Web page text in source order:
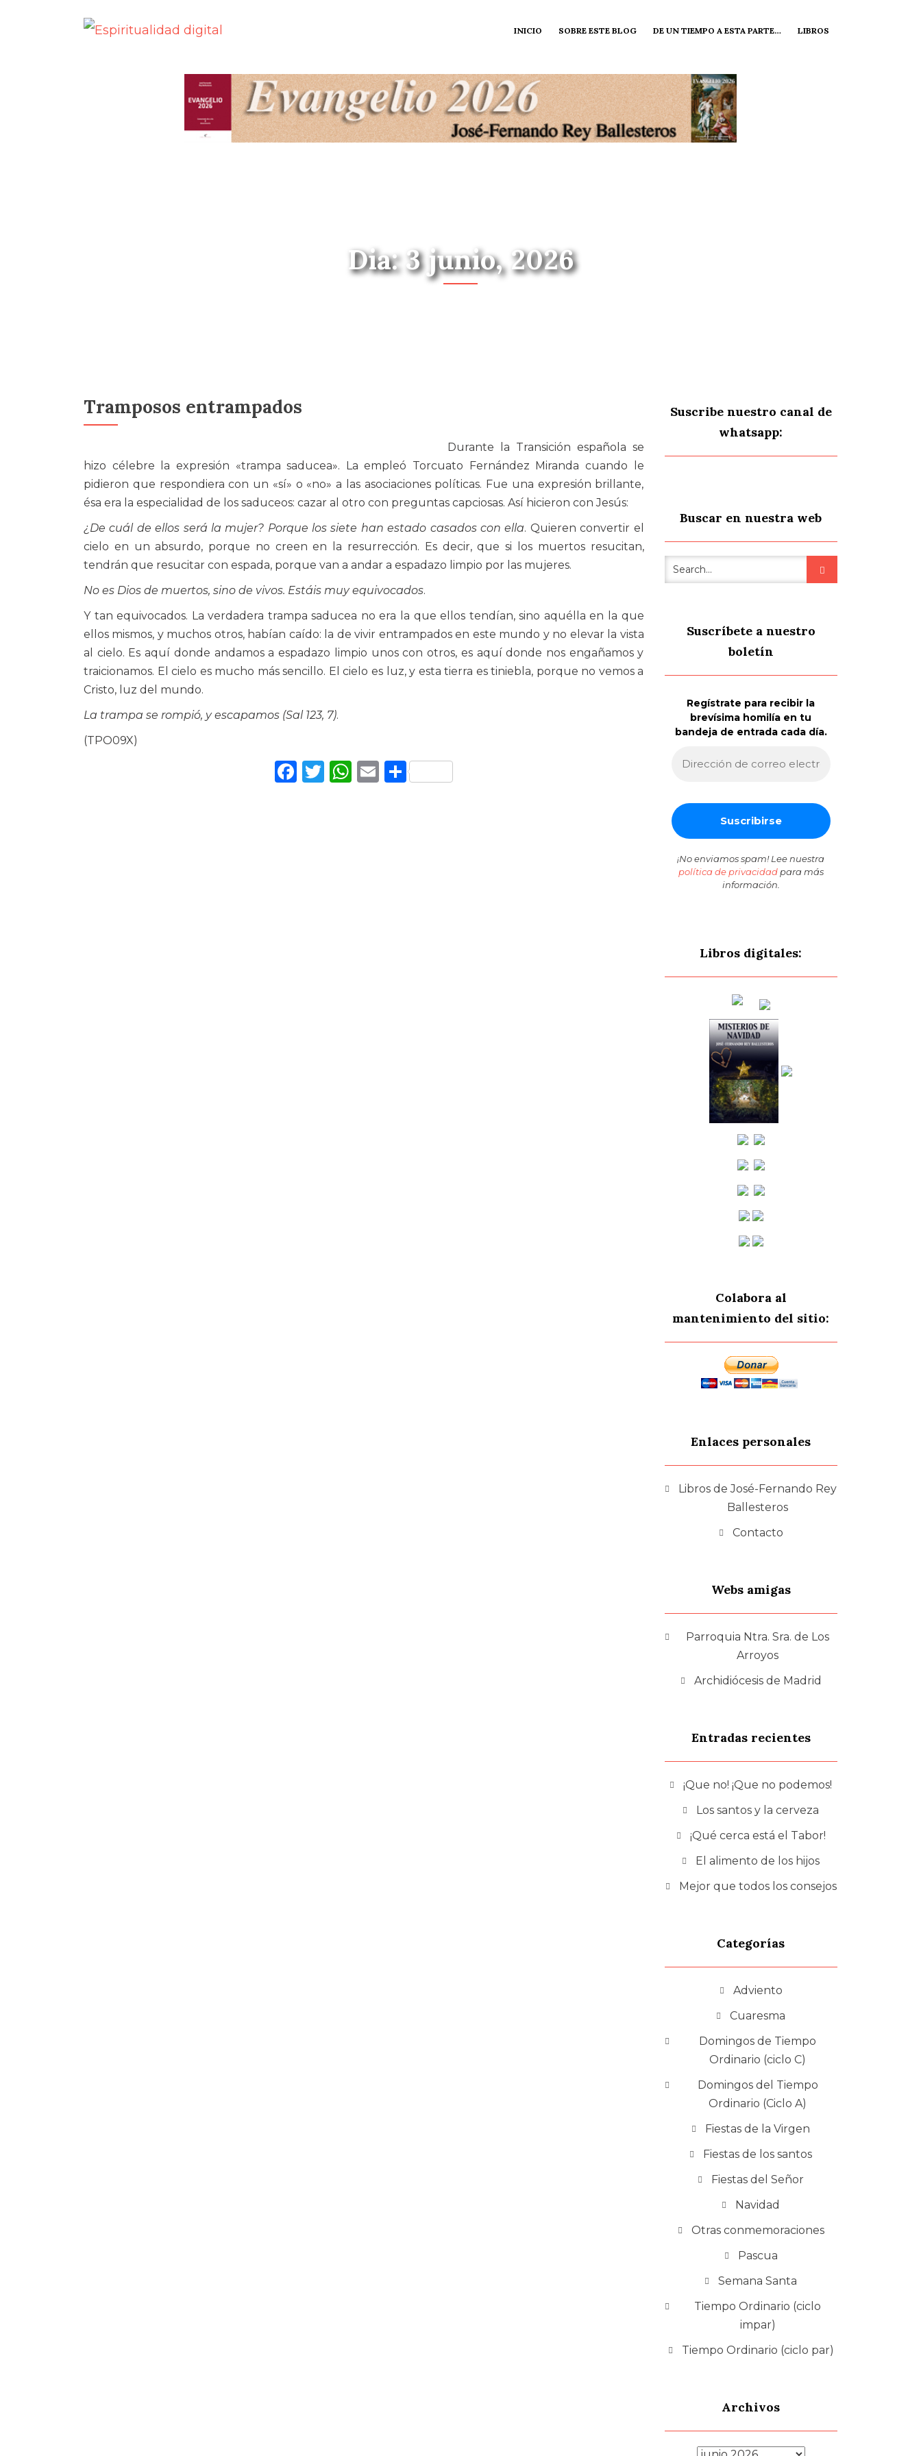
INICIO SOBRE ESTE BLOG DE UN TIEMPO A ESTA PARTE… LIBROS
Dia: 3 junio, 2026
Tramposos entrampados
Durante la Transición española se
hizo célebre la expresión «trampa saducea». La empleó Torcuato Fernández Miranda cuando le
pidieron que respondiera con un «sí» o «no» a las asociaciones políticas. Fue una expresión brillante,
ésa era la especialidad de los saduceos: cazar al otro con preguntas capciosas. Así hicieron con Jesús:
¿De cuál de ellos será la mujer? Porque los siete han estado casados con ella. Quieren convertir el
cielo en un absurdo, porque no creen en la resurrección. Es decir, que si los muertos resucitan,
tendrán que resucitar con espada, porque van a andar a espadazo limpio por las mujeres.
No es Dios de muertos, sino de vivos. Estáis muy equivocados.
Y tan equivocados. La verdadera trampa saducea no era la que ellos tendían, sino aquélla en la que
ellos mismos, y muchos otros, habían caído: la de vivir entrampados en este mundo y no elevar la vista
al cielo. Es aquí donde andamos a espadazo limpio unos con otros, es aquí donde nos engañamos y
traicionamos. El cielo es mucho más sencillo. El cielo es luz, y esta tierra es tiniebla, porque no vemos a
Cristo, luz del mundo.
La trampa se rompió, y escapamos (Sal 123, 7).
(TPO09X)
Facebook
Twitter
WhatsApp
EmailCompartir
Suscribe nuestro canal de
whatsapp:
Buscar en nuestra web
Suscríbete a nuestro
boletín
Regístrate para recibir la
brevísima homilía en tu
bandeja de entrada cada día.
¡No enviamos spam! Lee nuestra
política de privacidadpara más
información.
Libros digitales:
Colabora al
mantenimiento del sitio:
Enlaces personales
Libros de José-Fernando Rey
Ballesteros
Contacto
Webs amigas
Parroquia Ntra. Sra. de Los
Arroyos
Archidiócesis de Madrid
Entradas recientes
¡Que no! ¡Que no podemos!
Los santos y la cerveza
¡Qué cerca está el Tabor!
El alimento de los hijos
Mejor que todos los consejos
Categorías
Adviento
Cuaresma
Domingos de Tiempo
Ordinario (ciclo C)
Domingos del Tiempo
Ordinario (Ciclo A)
Fiestas de la Virgen
Fiestas de los santos
Fiestas del Señor
Navidad
Otras conmemoraciones
Pascua
Semana Santa
Tiempo Ordinario (ciclo
impar)
Tiempo Ordinario (ciclo par)
Archivos
Archivos